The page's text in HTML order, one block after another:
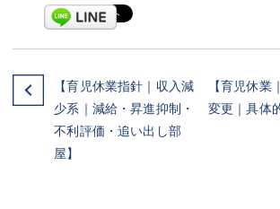
【育児休業指針｜収入減
少系｜減給・昇進抑制・
不利評価・追い出し部
屋】
【育児休業
変更｜具体